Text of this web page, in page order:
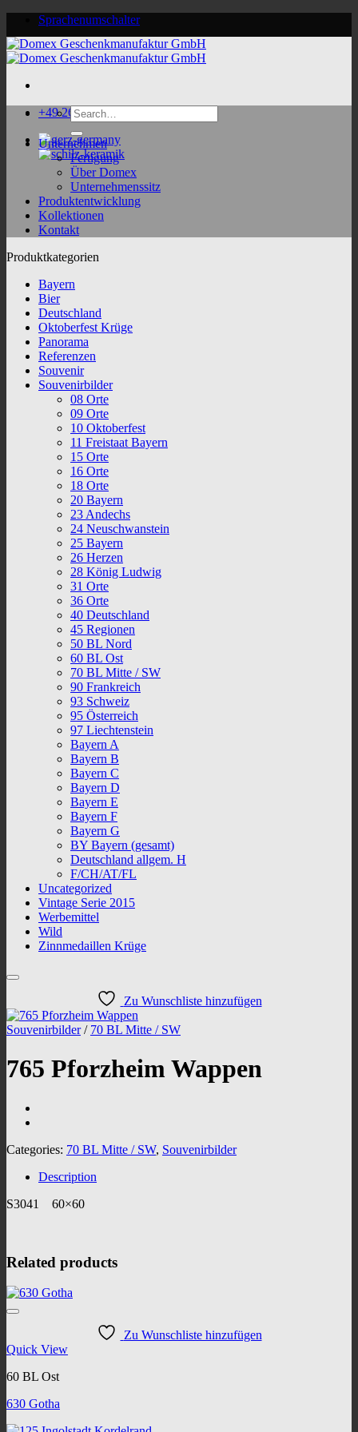
content
Sprachenumschalter
+49 2624 9188 0
Search
for:
Unternehmen
Fertigung
Über Domex
Unternehmenssitz
Produktentwicklung
Kollektionen
Kontakt
Produktkategorien
Bayern
Bier
Deutschland
Oktoberfest Krüge
Panorama
Referenzen
Souvenir
Souvenirbilder
08 Orte
09 Orte
10 Oktoberfest
11 Freistaat Bayern
15 Orte
16 Orte
18 Orte
20 Bayern
23 Andechs
24 Neuschwanstein
25 Bayern
26 Herzen
28 König Ludwig
31 Orte
36 Orte
40 Deutschland
45 Regionen
50 BL Nord
60 BL Ost
70 BL Mitte / SW
90 Frankreich
93 Schweiz
95 Österreich
97 Liechtenstein
Bayern A
Bayern B
Bayern C
Bayern D
Bayern E
Bayern F
Bayern G
BY Bayern (gesamt)
Deutschland allgem. H
F/CH/AT/FL
Uncategorized
Vintage Serie 2015
Werbemittel
Wild
Zinnmedaillen Krüge
Zu Wunschliste hinzufügen
Souvenirbilder / 70 BL Mitte / SW
765 Pforzheim Wappen
Categories: 70 BL Mitte / SW, Souvenirbilder
Description
S3041 60×60
Related products
Zu Wunschliste hinzufügen
Quick View
60 BL Ost
630 Gotha